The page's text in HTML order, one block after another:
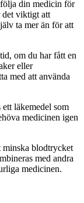
din medicin för
det viktigt att
ta mer än för att
om du har fått en
eller
med att använda
läkemedel som
medicinen igen
minska blodtrycket
med andra
medicinen.